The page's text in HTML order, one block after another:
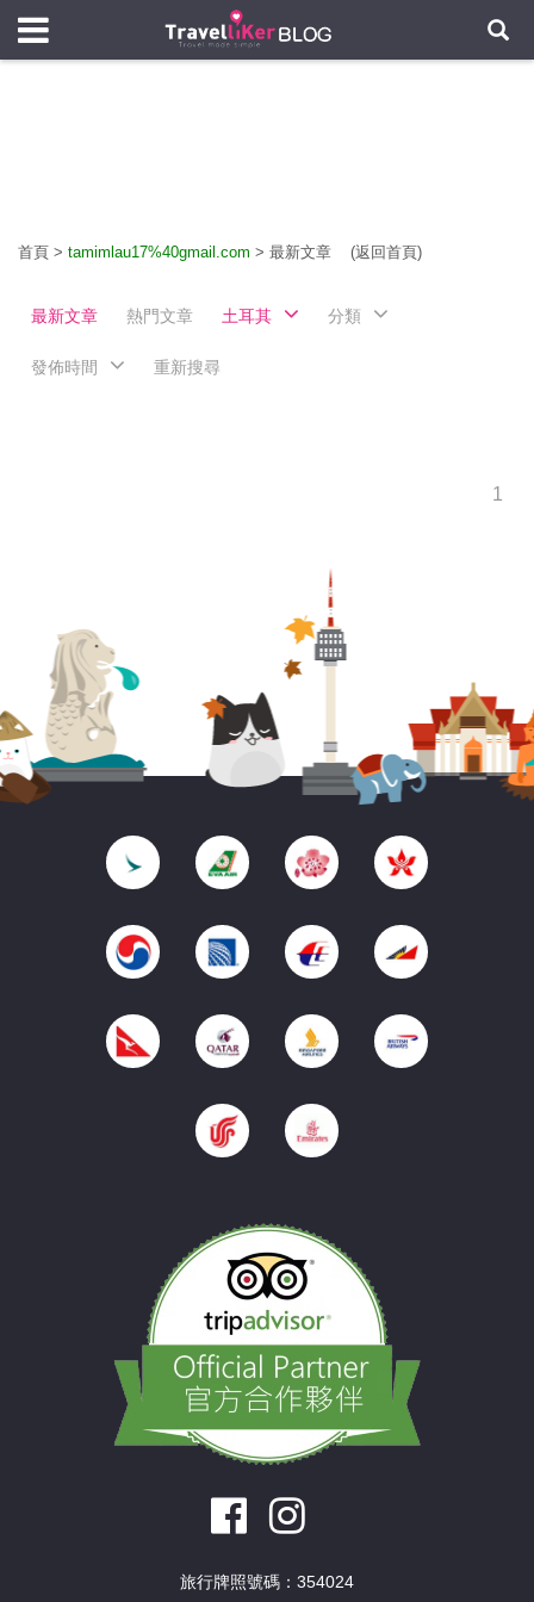
首頁 > tamimlau17%40gmail.com > 最新文章 (返回首頁)
最新文章 熱門文章 土耳其 分類
發佈時間 重新搜尋
1
旅行牌照號碼：354024